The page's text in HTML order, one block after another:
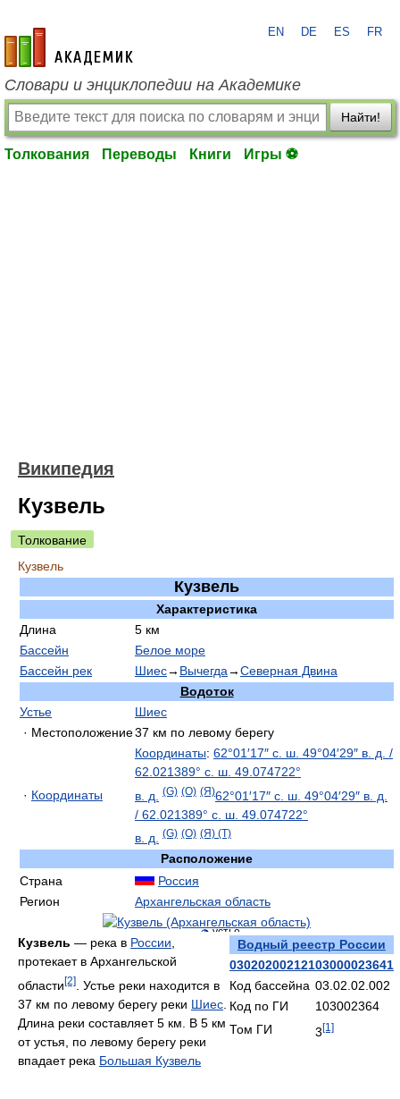
academic.ru
EN DE ES FR
Словари и энциклопедии на Академике
Найти!
Толкования Переводы Книги Игры ⚽
Википедия
Кузвель
Толкование
Кузвель
Кузвель
Характеристика
Длина
5 км
Бассейн
Белое море
Бассейн рек
Шиес→ Вычегда→Северная Двина
Водоток
Устье
Шиес
· Местоположение37 км по левому берегу
· Координаты
Координаты: 62°01′17″ с. ш. 49°04′29″ в. д. /
62.021389° с. ш. 49.074722°
в. д.
(G) (O) (Я)62°01′17″ с. ш. 49°04′29″ в. д.
/ 62.021389° с. ш. 49.074722°
в. д. (G) (O) (Я) (T)
Расположение
Страна
Россия
Регион
Архангельская область
устье
Водный реестр России
03020200212103000023641
Код бассейна 03.02.02.002
Код по ГИ
103002364
Том ГИ
3[1]
Кузвель — река в России
протекает в Архангельской
области[2]
. Устье реки находится в
37 км по левому берегу реки Шиес
Длина реки составляет 5 км. В 5 км
от устья, по левому берегу реки
впадает река Большая Кузвель